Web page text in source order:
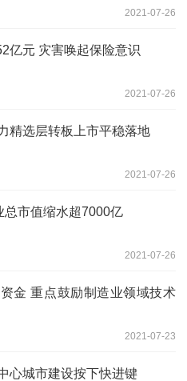
2021-07-26
亿元 灾害唤起保险意识
2021-07-26
精选层转板上市平稳落地
2021-07-26
总市值缩水超7000亿
2021-07-26
金 重点鼓励制造业领域技术
2021-07-23
心城市建设按下快进键